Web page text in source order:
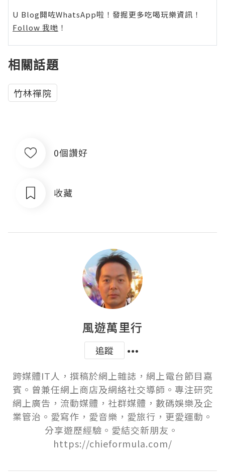
U Blog開咗WhatsApp啦！發掘更多吃喝玩樂資訊！
Follow 我哋 ！
相關話題
竹林禪院
0個讚好
收藏
風遊萬里行
追蹤
跨媒體IT人，撰稿於網上雜誌，網上電台節目嘉
賓。曾兼任網上商店及網絡社交導師。專注研究
網上廣告，流動媒體，社群媒體，數碼娛樂及企
業管治。愛寫作，愛音樂，愛旅行，更愛運動。
分享遊歷經驗。愛結交新朋友。
https://chieformula.com/